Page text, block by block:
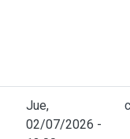
Jue,
02/07/2026 -